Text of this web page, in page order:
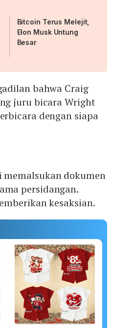
Bitcoin Terus Melejit,
Elon Musk Untung
Besar
bahwa Craig
juru bicara Wright
dengan siapa
dokumen
persidangan.
kesaksian.